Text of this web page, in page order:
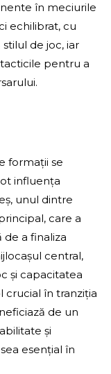
în meciurile
echilibrat, cu
de joc, iar
pentru a
formații se
influența
unul dintre
care a
a finaliza
central,
și capacitatea
crucial în tranziția
de un
și
esențial în